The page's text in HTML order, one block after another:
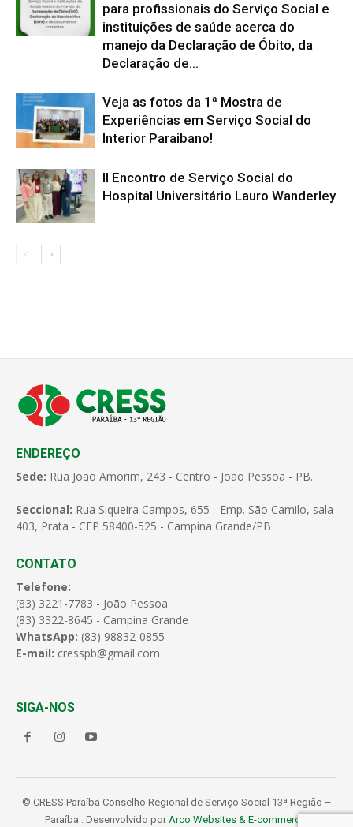
para profissionais do Serviço Social e
instituições de saúde acerca do
manejo da Declaração de Óbito, da
Declaração de...
Veja as fotos da 1ª Mostra de
Experiências em Serviço Social do
Interior Paraibano!
II Encontro de Serviço Social do
Hospital Universitário Lauro Wanderley
ENDEREÇO
Sede: Rua João Amorim, 243 - Centro - João Pessoa - PB.
Seccional: Rua Siqueira Campos, 655 - Emp. São Camilo, sala
403, Prata - CEP 58400-525 - Campina Grande/PB
CONTATO
Telefone:
(83) 3221-7783 - João Pessoa
(83) 3322-8645 - Campina Grande
WhatsApp: (83) 98832-0855
E-mail: cresspb@gmail.com
SIGA-NOS
© CRESS Paraíba Conselho Regional de Serviço Social 13ª Região –
Paraíba . Desenvolvido por Arco Websites & E-commerce